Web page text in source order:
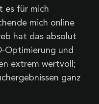
es für mich
mich online
hat das absolut
Optimierung und
extrem wertvoll;
ganz